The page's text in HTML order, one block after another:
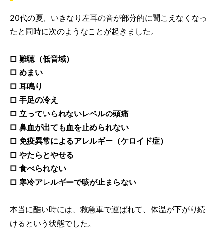
20代の夏、いきなり左耳の音が部分的に聞こえなくなっ
たと同時に次のようなことが起きました。
□ 難聴（低音域）
□ めまい
□ 耳鳴り
□ 手足の冷え
□ 立っていられないレベルの頭痛
□ 鼻血が出ても血を止められない
□ 免疫異常によるアレルギー（ケロイド症）
□ やたらとやせる
□ 食べられない
□ 寒冷アレルギーで咳が止まらない
本当に酷い時には、救急車で運ばれて、体温が下がり続
けるという状態でした。